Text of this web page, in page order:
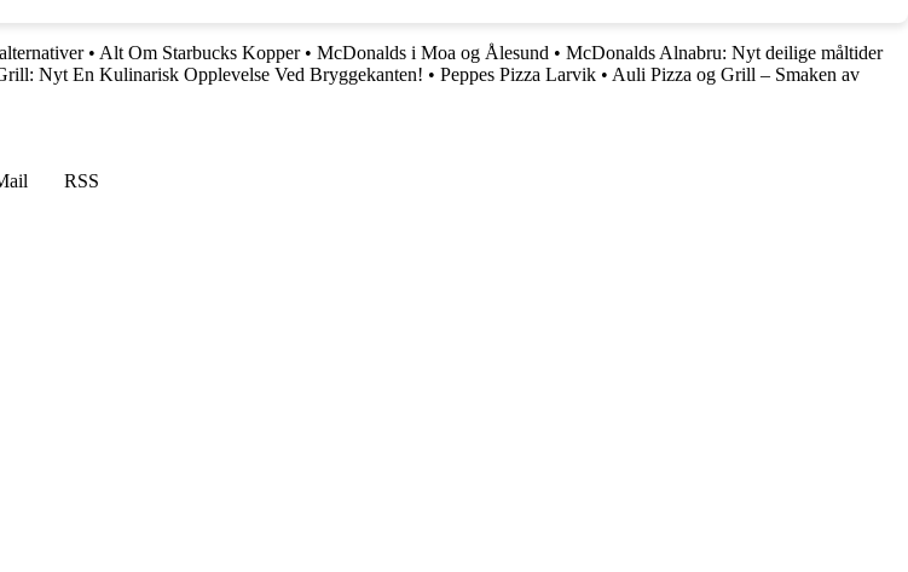
• Alt Om Starbucks Kopper• McDonalds i Moa og Ålesund • McDonalds Alnabru: Nyt deilige måltider
Nyt En Kulinarisk Opplevelse Ved Bryggekanten! • Peppes Pizza Larvik • Auli Pizza og Grill – Smaken av
RSS